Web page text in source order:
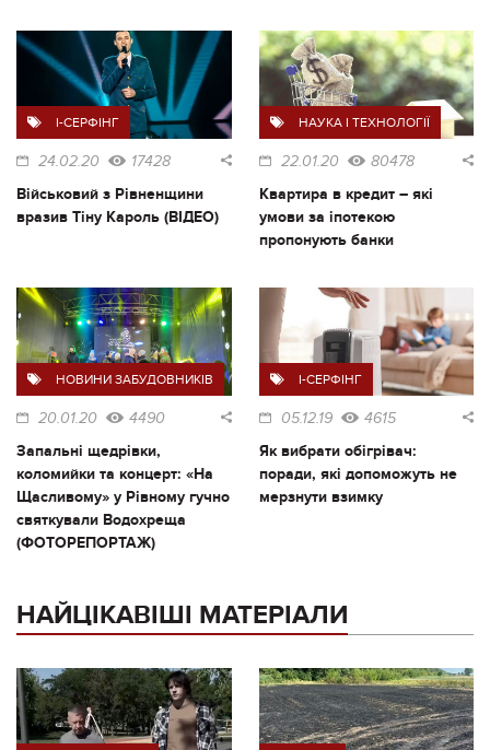
I-СЕРФІНГ
24.02.20 17428
Військовий з Рівненщини
вразив Тіну Кароль (ВІДЕО)
НАУКА І ТЕХНОЛОГІЇ
22.01.20 80478
Квартира в кредит – які
умови за іпотекою
пропонують банки
НОВИНИ ЗАБУДОВНИКІВ
20.01.20 4490
Запальні щедрівки,
коломийки та концерт: «На
Щасливому» у Рівному гучно
святкували Водохреща
(ФОТОРЕПОРТАЖ)
I-СЕРФІНГ
05.12.19 4615
Як вибрати обігрівач:
поради, які допоможуть не
мерзнути взимку
НАЙЦІКАВІШІ МАТЕРІАЛИ